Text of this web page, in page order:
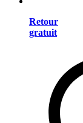
Retour
gratuit